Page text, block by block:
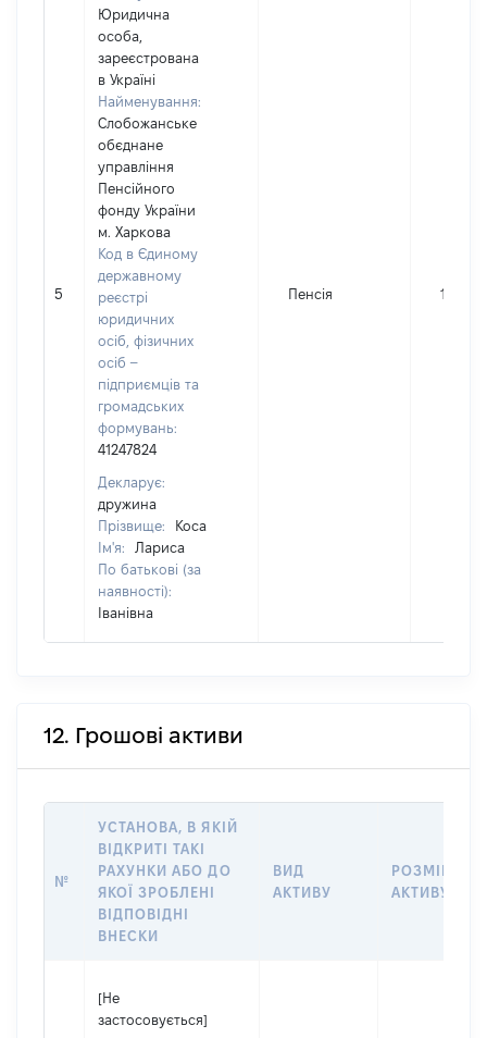
5
Юридична
особа,
зареєстрована
в Україні
Найменування:
Слобожанське
обєднане
управління
Пенсійного
фонду України
м. Харкова
Код в Єдиному
державному
реєстрі
юридичних
осіб, фізичних
осіб –
підприємців та
громадських
формувань:
41247824
Декларує:
дружина
Прізвище:
Коса
Ім'я:
Лариса
По батькові (за
наявності):
Іванівна
Пенсія 10246
12. Грошові активи
№
УСТАНОВА, В ЯКІЙ
ВІДКРИТІ ТАКІ
РАХУНКИ АБО ДО
ЯКОЇ ЗРОБЛЕНІ
ВІДПОВІДНІ
ВНЕСКИ
ВИД
АКТИВУ
РОЗМІР
АКТИВУ
[Не
застосовується]